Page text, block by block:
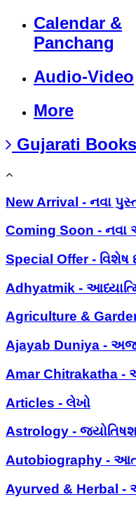
Calendar &
Panchang
Audio-Video
More
Gujarati Books
New Arrival - નવા
Coming Soon - નવા
Special Offer - વિશેષ
Adhyatmik -
Agriculture &
Ajayab Duniya -
Amar Chitrakatha -
Articles - લેખો
Astrology -
Autobiography -
Ayurved & Herbal -